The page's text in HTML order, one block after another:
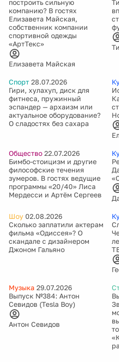
построить сильную
компанию? В гостях
Елизавета Майская,
собственник компании
спортивной одежды
«АртТекс»
Елизавета Майская
Спорт 28.07.2026
Гири, хулахуп, диск для
фитнеса, пружинный
эспандер — архаизм или
актуальное оборудование?
О сладостях без сахара
Общество 22.07.2026
Бимбо-стоицизм и другие
философские течения
зумеров. В гостях ведущие
программы «20/40» Лиса
Мердесси и Артём Сергеев
Шоу 02.08.2026
Сколько заплатили актерам
фильма «Одиссея»? О
скандале с дизайнером
Джоном Гальяно
Музыка 29.07.2026
Выпуск №384: Антон
Севидов (Tesla Boy)
Антон Севидов